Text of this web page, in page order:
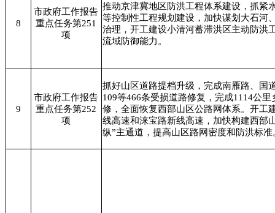
8
市政府工作报告
重点任务第251
项
推动京津冀地区防洪工程体系建设，抓紧
等控制性工程规划建设，加快谋划大石河
治理，开工建设小清河蓄滞洪区主动防洪
流域防御能力。
9
市政府工作报告
重点任务第252
项
抓好山区道路提档升级，完成南雁路、国
109等466条受损道路修复，完成1114公里
修，全面恢复西部山区公路网体系。开工
线高速和涞宝路新线高速，加快构建西部
纵”主通道，提高山区路网密度和防洪标准